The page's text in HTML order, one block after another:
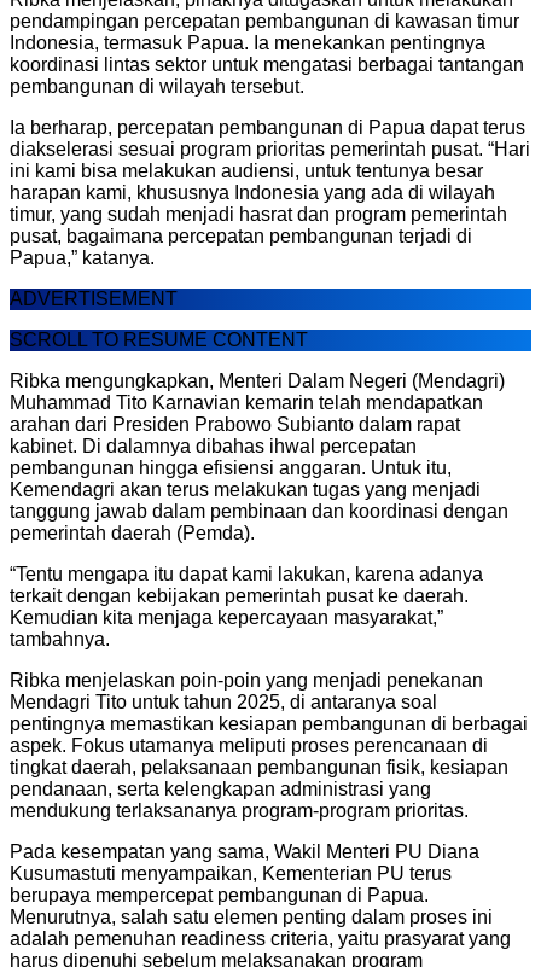
pendampingan percepatan pembangunan di kawasan timur
Indonesia, termasuk Papua. Ia menekankan pentingnya
koordinasi lintas sektor untuk mengatasi berbagai tantangan
pembangunan di wilayah tersebut.
Ia berharap, percepatan pembangunan di Papua dapat terus
diakselerasi sesuai program prioritas pemerintah pusat. “Hari
ini kami bisa melakukan audiensi, untuk tentunya besar
harapan kami, khususnya Indonesia yang ada di wilayah
timur, yang sudah menjadi hasrat dan program pemerintah
pusat, bagaimana percepatan pembangunan terjadi di
Papua,” katanya.
ADVERTISEMENT
SCROLL TO RESUME CONTENT
Ribka mengungkapkan, Menteri Dalam Negeri (Mendagri)
Muhammad Tito Karnavian kemarin telah mendapatkan
arahan dari Presiden Prabowo Subianto dalam rapat
kabinet. Di dalamnya dibahas ihwal percepatan
pembangunan hingga efisiensi anggaran. Untuk itu,
Kemendagri akan terus melakukan tugas yang menjadi
tanggung jawab dalam pembinaan dan koordinasi dengan
pemerintah daerah (Pemda).
“Tentu mengapa itu dapat kami lakukan, karena adanya
terkait dengan kebijakan pemerintah pusat ke daerah.
Kemudian kita menjaga kepercayaan masyarakat,”
tambahnya.
Ribka menjelaskan poin-poin yang menjadi penekanan
Mendagri Tito untuk tahun 2025, di antaranya soal
pentingnya memastikan kesiapan pembangunan di berbagai
aspek. Fokus utamanya meliputi proses perencanaan di
tingkat daerah, pelaksanaan pembangunan fisik, kesiapan
pendanaan, serta kelengkapan administrasi yang
mendukung terlaksananya program-program prioritas.
Pada kesempatan yang sama, Wakil Menteri PU Diana
Kusumastuti menyampaikan, Kementerian PU terus
berupaya mempercepat pembangunan di Papua.
Menurutnya, salah satu elemen penting dalam proses ini
adalah pemenuhan readiness criteria, yaitu prasyarat yang
harus dipenuhi sebelum melaksanakan program